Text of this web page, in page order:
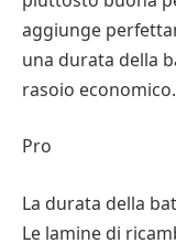
aggiunge
una durata della
rasoio economico.
Pro
La durata della
Le lamine di